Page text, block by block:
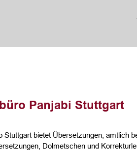
Panjabi Stuttgart
Stuttgart bietet Übersetzungen, amtlich
Dolmetschen und